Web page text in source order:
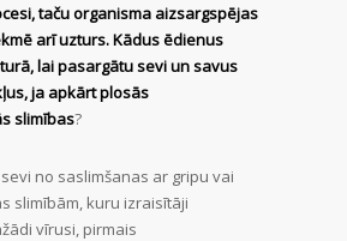
taču organisma aizsargspējas
arī uzturs. Kādus ēdienus
lai pasargātu sevi un savus
ja apkārt plosās
slimības?
no saslimšanas ar gripu vai
slimībām, kuru izraisītāji
vīrusi, pirmais